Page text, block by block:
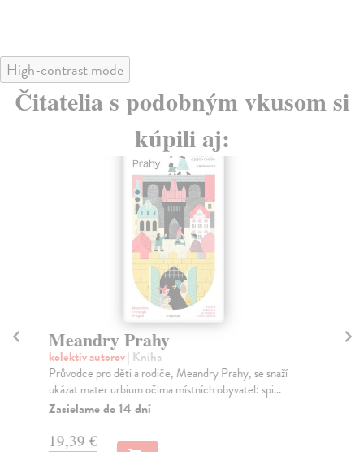
High-contrast mode
Čitatelia s podobným vkusom si
kúpili aj:
Meandry Prahy
kolektív autorov| Kniha
Průvodce pro děti a rodiče, Meandry Prahy, se snaží
ukázat mater urbium očima místních obyvatel: spi...
Zasielame do 14 dní
19,39 €